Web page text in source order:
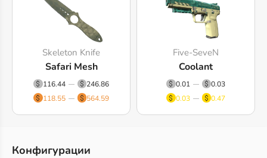
Skeleton Knife
Safari Mesh
116.44
246.86
118.55
564.59
Five-SeveN
Coolant
0.01
0.03
0.03
0.47
Конфигурации